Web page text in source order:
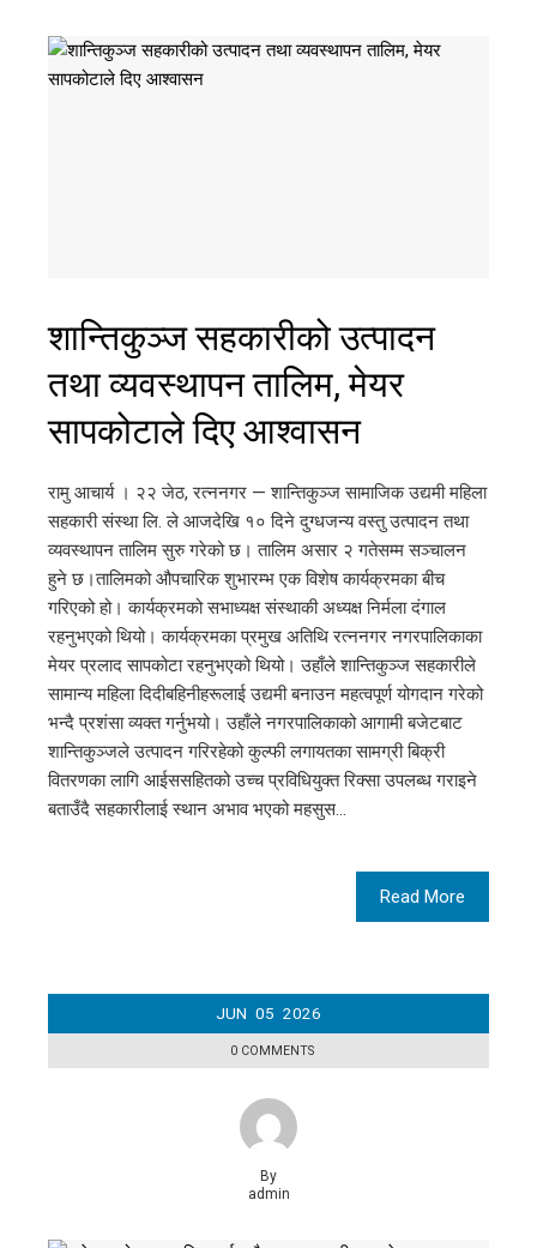
शान्तिकुञ्ज सहकारीको उत्पादन
तथा व्यवस्थापन तालिम, मेयर
सापकोटाले दिए आश्वासन
रामु आचार्य । २२ जेठ, रत्ननगर — शान्तिकुञ्ज सामाजिक उद्यमी महिला
सहकारी संस्था लि. ले आजदेखि १० दिने दुग्धजन्य वस्तु उत्पादन तथा
व्यवस्थापन तालिम सुरु गरेको छ। तालिम असार २ गतेसम्म सञ्चालन
हुने छ।तालिमको औपचारिक शुभारम्भ एक विशेष कार्यक्रमका बीच
गरिएको हो। कार्यक्रमको सभाध्यक्ष संस्थाकी अध्यक्ष निर्मला दंगाल
रहनुभएको थियो। कार्यक्रमका प्रमुख अतिथि रत्ननगर नगरपालिकाका
मेयर प्रलाद सापकोटा रहनुभएको थियो। उहाँले शान्तिकुञ्ज सहकारीले
सामान्य महिला दिदीबहिनीहरूलाई उद्यमी बनाउन महत्वपूर्ण योगदान गरेको
भन्दै प्रशंसा व्यक्त गर्नुभयो। उहाँले नगरपालिकाको आगामी बजेटबाट
शान्तिकुञ्जले उत्पादन गरिरहेको कुल्फी लगायतका सामग्री बिक्री
वितरणका लागि आईससहितको उच्च प्रविधियुक्त रिक्सा उपलब्ध गराइने
बताउँदै सहकारीलाई स्थान अभाव भएको महसुस…
Read More
JUN 05 2026
0 COMMENTS
By
admin